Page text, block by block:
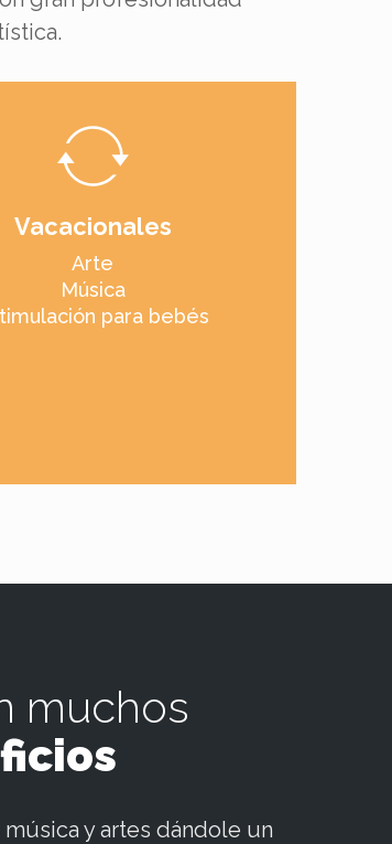
Vacacionales
Arte
Música
para bebés
muchos
y artes dándole un